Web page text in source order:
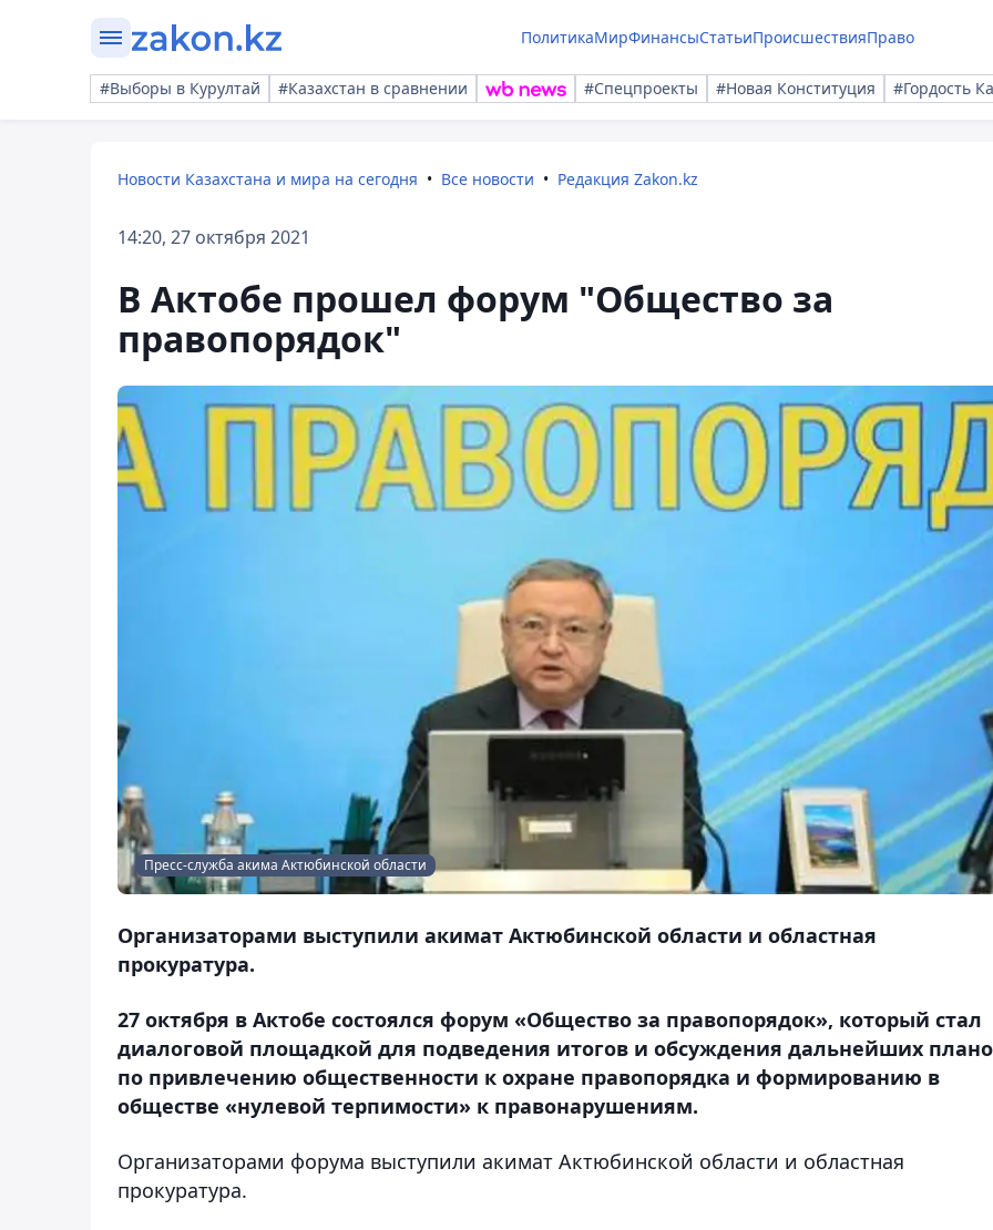
ПолитикаМирФинансыСтатьиПроисшествияПраво
#Выборы в Курултай #Казахстан в сравнении #Спецпроекты #Новая Конституция #Гордость
Новости Казахстана и мира на сегодня Все новости Редакция Zakon.kz
14:20, 27 октября 2021
В Актобе прошел форум "Общество за
правопорядок"
Пресс-служба акима Актюбинской области
Организаторами выступили акимат Актюбинской области и областная
прокуратура.
27 октября в Актобе состоялся форум «Общество за правопорядок», который стал
диалоговой площадкой для подведения итогов и обсуждения дальнейших
по привлечению общественности к охране правопорядка и формированию в
обществе «нулевой терпимости» к правонарушениям.
Организаторами форума выступили акимат Актюбинской области и областная
прокуратура.